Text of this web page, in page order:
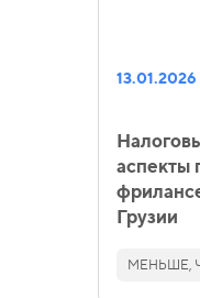
13.01.2026
аспекты
Грузии
МЕНЬШЕ,